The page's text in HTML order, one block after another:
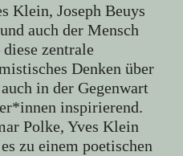
Klein, Joseph Beuys
auch der Mensch
zentrale
Denken über
in der Gegenwart
inspirierend.
Polke, Yves Klein
zu einem poetischen